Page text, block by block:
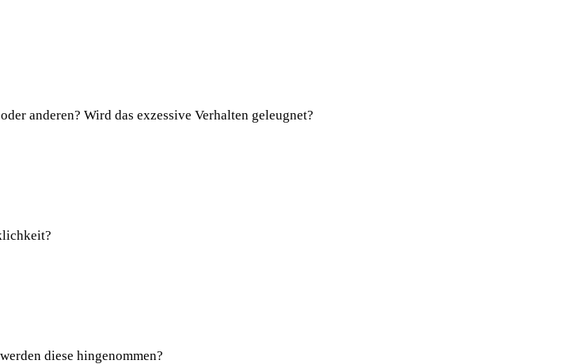
anderen? Wird das exzessive Verhalten geleugnet?
diese hingenommen?